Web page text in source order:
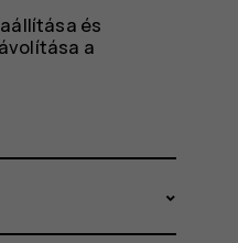
és
a